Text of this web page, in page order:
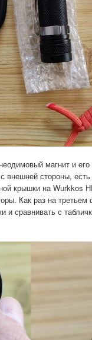
магнит и его
внешней стороны,
крышки на Wurkkos
Как раз на третьем
и сравнивать с